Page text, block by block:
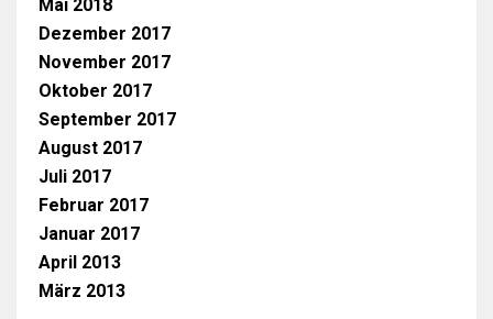
Mai 2018
Dezember 2017
November 2017
Oktober 2017
September 2017
August 2017
Juli 2017
Februar 2017
Januar 2017
April 2013
März 2013